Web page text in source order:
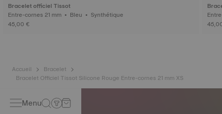
Bracelet officiel Tissot
Entre-cornes 21 mm • Bleu • Synthétique
45,00 €
Accueil
Bracelet
Bracelet Officiel Tissot Silicone Rouge Entre-cornes 21 mm XS
Menu